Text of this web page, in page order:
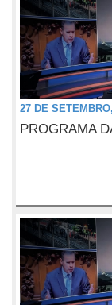
27 DE
PROGRAMA